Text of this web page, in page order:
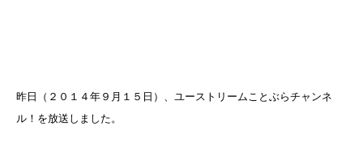
o
k
昨日（２０１４年９月１５日）、ユーストリームことぶらチャンネ
ル！を放送しました。